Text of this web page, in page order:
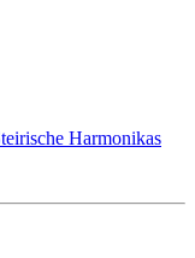
Harmonikas